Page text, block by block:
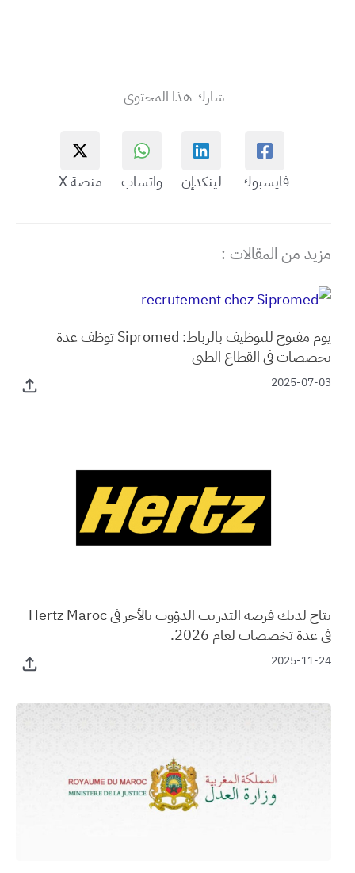
شارك هذا المحتوى
فايسبوك لينكدإن واتساب منصة X
مزيد من المقالات :
يوم مفتوح للتوظيف بالرباط: Sipromed توظف عدة
تخصصات في القطاع الطبي
2025-07-03
يتاح لديك فرصة التدريب الدؤوب بالأجر في Hertz Maroc
في عدة تخصصات لعام 2026.
2025-11-24